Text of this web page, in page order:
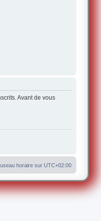
Avant de vous
horaire sur UTC+02:00